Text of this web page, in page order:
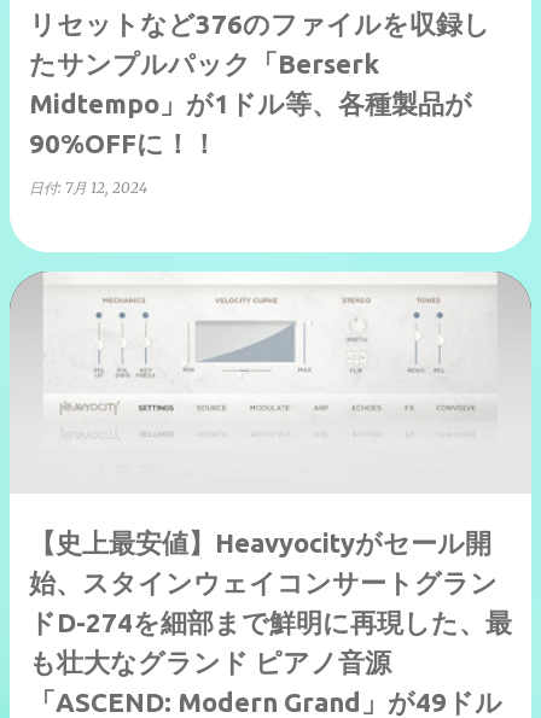
リセットなど376のファイルを収録し
たサンプルパック「Berserk
Midtempo」が1ドル等、各種製品が
90%OFFに！！
日付: 7月 12, 2024
【史上最安値】Heavyocityがセール開
始、スタインウェイコンサートグラン
ドD-274を細部まで鮮明に再現した、最
も壮大なグランド ピアノ音源
「ASCEND: Modern Grand」が49ドル